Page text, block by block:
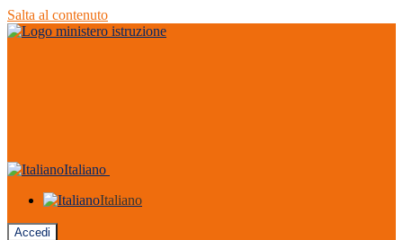
Salta al contenuto
Italiano
Italiano
Accedi